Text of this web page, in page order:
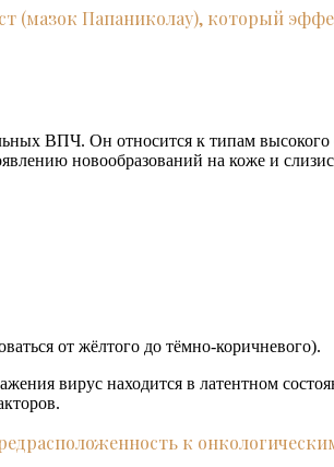
(мазок Папаниколау), который
ВПЧ. Он относится к типам высокого
новообразований на коже и
от жёлтого до тёмно-коричневого).
вирус находится в латентном
к